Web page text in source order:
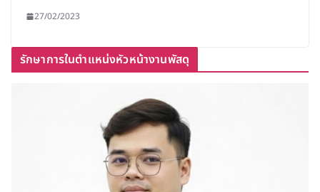
27/02/2023
รักษาการในตำแหน่งหัวหน้างานพัสดุ